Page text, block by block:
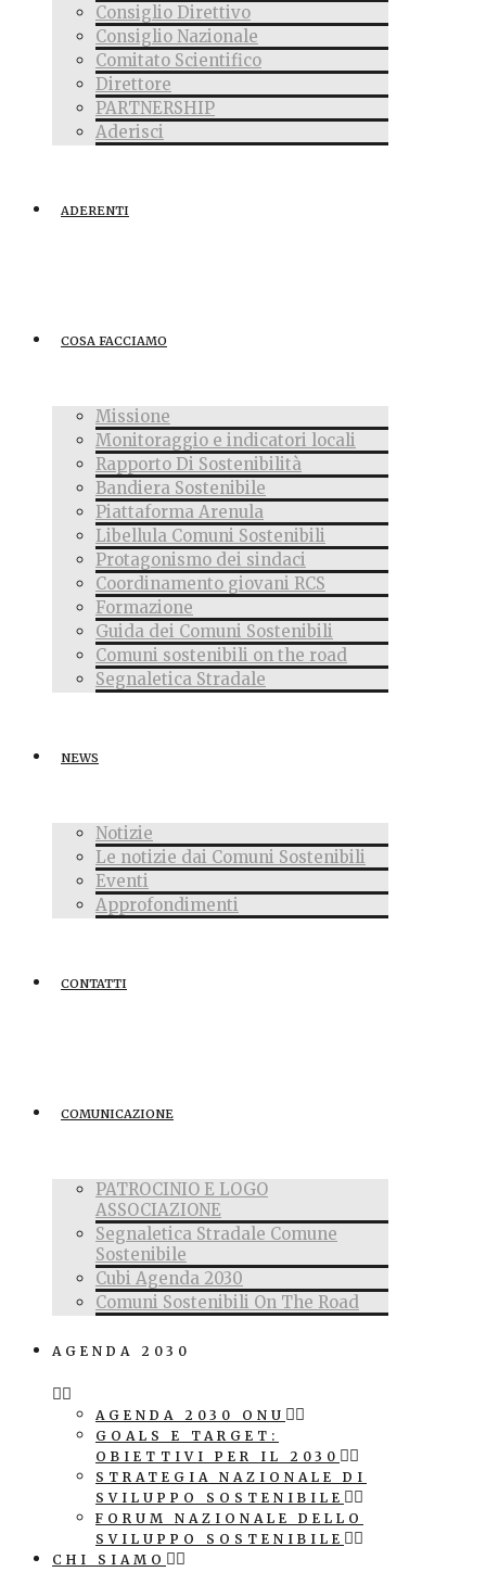
Consiglio Direttivo
Consiglio Nazionale
Comitato Scientifico
Direttore
PARTNERSHIP
Aderisci
ADERENTI
COSA FACCIAMO
Missione
Monitoraggio e indicatori locali
Rapporto Di Sostenibilità
Bandiera Sostenibile
Piattaforma Arenula
Libellula Comuni Sostenibili
Protagonismo dei sindaci
Coordinamento giovani RCS
Formazione
Guida dei Comuni Sostenibili
Comuni sostenibili on the road
Segnaletica Stradale
NEWS
Notizie
Le notizie dai Comuni Sostenibili
Eventi
Approfondimenti
CONTATTI
COMUNICAZIONE
PATROCINIO E LOGO
ASSOCIAZIONE
Segnaletica Stradale Comune
Sostenibile
Cubi Agenda 2030
Comuni Sostenibili On The Road
AGENDA 2030
AGENDA 2030 ONU
GOALS E TARGET:
OBIETTIVI PER IL 2030
STRATEGIA NAZIONALE DI
SVILUPPO SOSTENIBILE
FORUM NAZIONALE DELLO
SVILUPPO SOSTENIBILE
CHI SIAMO